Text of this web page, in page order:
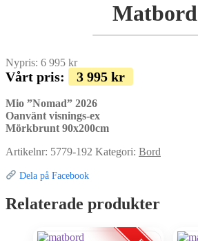
Matbord
Nypris: 6 995 kr
Vårt pris: 3 995 kr
Mio ”Nomad” 2026
Oanvänt visnings-ex
Mörkbrunt 90x200cm
Artikelnr: 5779-192 Kategori: Bord
Dela på Facebook
Relaterade produkter